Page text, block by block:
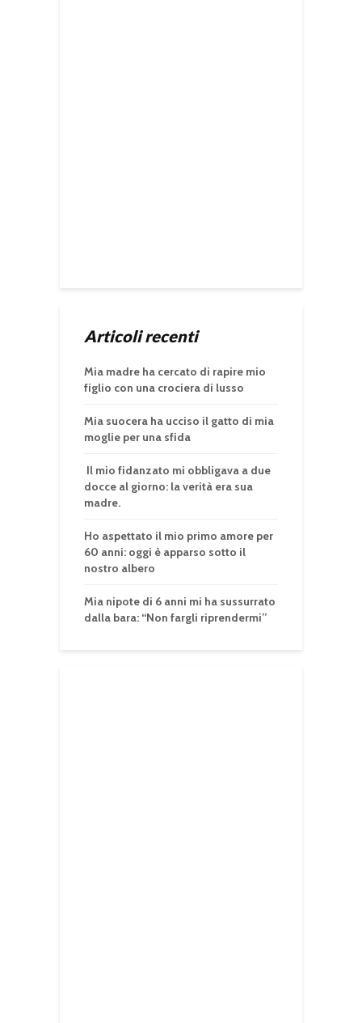
Articoli recenti
Mia madre ha cercato di rapire mio
figlio con una crociera di lusso
Mia suocera ha ucciso il gatto di mia
moglie per una sfida
Il mio fidanzato mi obbligava a due
docce al giorno: la verità era sua
madre.
Ho aspettato il mio primo amore per
60 anni: oggi è apparso sotto il
nostro albero
Mia nipote di 6 anni mi ha sussurrato
dalla bara: “Non fargli riprendermi”